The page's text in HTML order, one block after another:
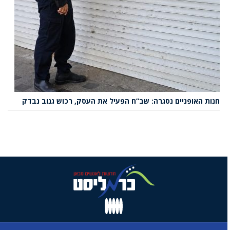
חנות האופניים נסגרה: שב”ח הפעיל את העסק, רכוש גנוב נבדק